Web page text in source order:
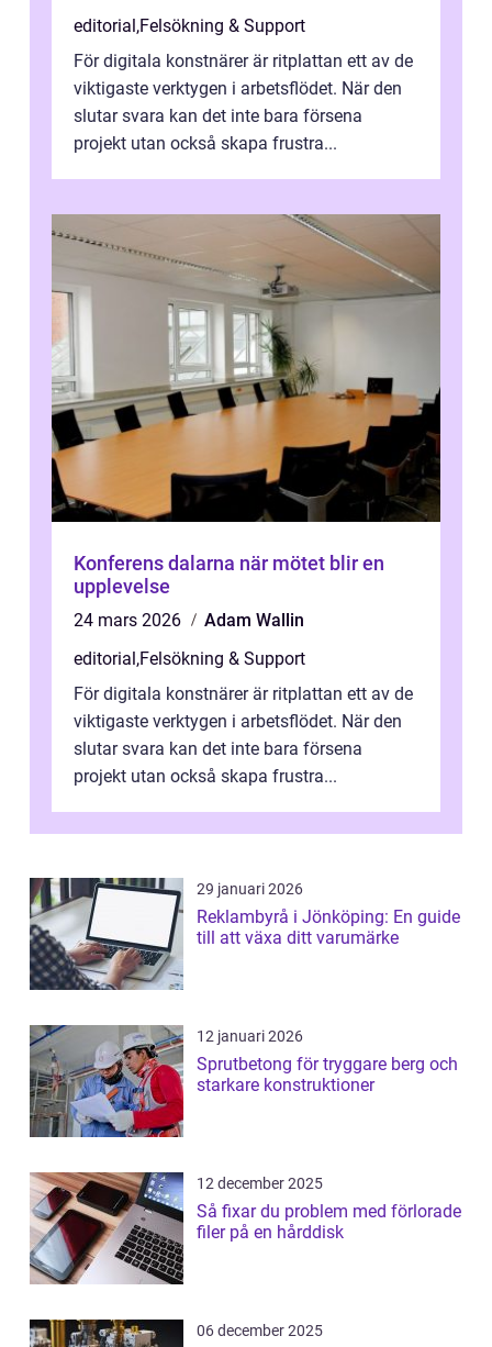
editorial,Felsökning & Support
För digitala konstnärer är ritplattan ett av de
viktigaste verktygen i arbetsflödet. När den
slutar svara kan det inte bara försena
projekt utan också skapa frustra...
Konferens dalarna när mötet blir en
upplevelse
24 mars 2026
Adam Wallin
editorial,Felsökning & Support
För digitala konstnärer är ritplattan ett av de
viktigaste verktygen i arbetsflödet. När den
slutar svara kan det inte bara försena
projekt utan också skapa frustra...
29 januari 2026
Reklambyrå i Jönköping: En guide
till att växa ditt varumärke
12 januari 2026
Sprutbetong för tryggare berg och
starkare konstruktioner
12 december 2025
Så fixar du problem med förlorade
filer på en hårddisk
06 december 2025